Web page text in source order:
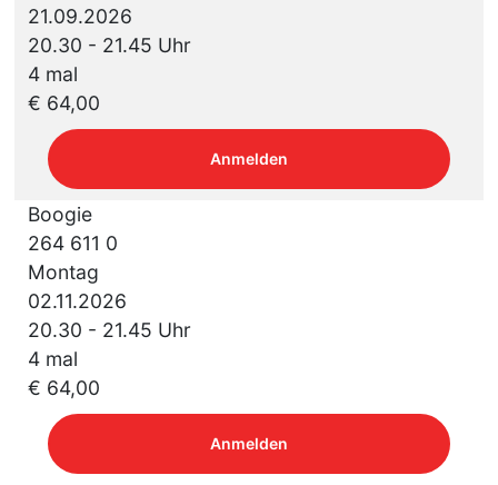
21.09.2026
20.30 - 21.45 Uhr
4 mal
€ 64,00
Anmelden
Boogie
264 611 0
Montag
02.11.2026
20.30 - 21.45 Uhr
4 mal
€ 64,00
Anmelden